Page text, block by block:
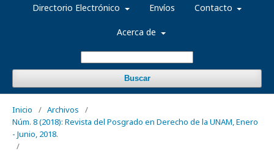
Directorio Electrónico Envíos Contacto
Acerca de
Buscar
Inicio / Archivos
/
Núm. 8 (2018): Revista del Posgrado en Derecho de la UNAM, Enero
- Junio, 2018.
/